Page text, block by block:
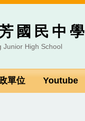
國民中學
Junior High School
單位 Youtube